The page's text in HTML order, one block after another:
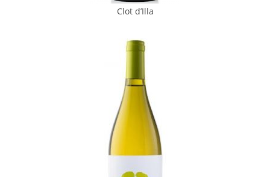
Clot d’Illa